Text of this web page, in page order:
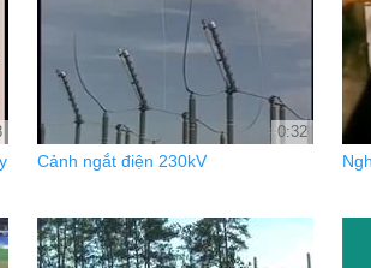
0:32
Cảnh ngắt điện 230kV